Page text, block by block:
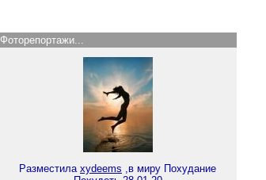
Фоторепортажи...
Разместила xydeems ,в миру Похудание